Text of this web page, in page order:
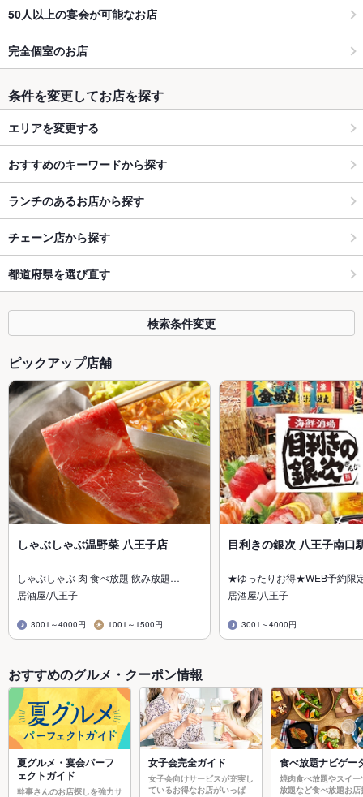
50人以上の宴会が可能なお店
完全個室のお店
条件を変更してお店を探す
エリアを変更する
おすすめのキーワードから探す
ランチのあるお店から探す
チェーン店から探す
都道府県を選び直す
検索条件変更
ピックアップ店舗
しゃぶしゃぶ温野菜 八王子店
しゃぶしゃぶ 肉 食べ放題 飲み放題…
居酒屋/八王子
3001～4000円 1001～1500円
目利きの銀次 八王子南口
★ゆったりお得★WEB予約限
居酒屋/八王子
3001～4000円
おすすめのグルメ・クーポン情報
夏グルメ・宴会パーフ
ェクトガイド
幹事さんのお店探しを強力サ
女子会完全ガイド
女子会向けサービスが充実し
ているお得なお店がいっぱ
食べ放題ナビゲー
焼肉食べ放題やスイー
放題など食べ放題お店